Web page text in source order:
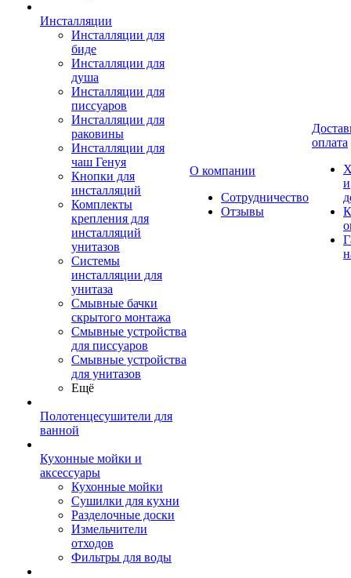
Инсталляции
Инсталляции для
биде
Инсталляции для
душа
Инсталляции для
писсуаров
Инсталляции для
раковины
Инсталляции для
чаш Генуя
Кнопки для
инсталляций
Комплекты
крепления для
инсталляций
унитазов
Системы
инсталляции для
унитаза
Смывные бачки
скрытого монтажа
Смывные устройства
для писсуаров
Смывные устройства
для унитазов
Ещё
Полотенцесушители для
ванной
Кухонные мойки и
аксессуары
Кухонные мойки
Сушилки для кухни
Разделочные доски
Измельчители
отходов
Фильтры для воды
О компании
Сотрудничество
Отзывы
оплата
и